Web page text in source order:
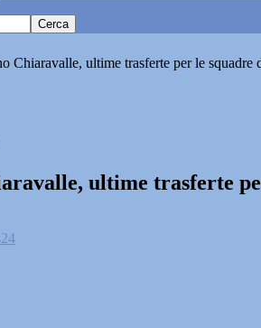
Chiaravalle, ultime trasferte per le squadre
ultime trasferte